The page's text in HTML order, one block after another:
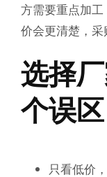
方需要重点加
价会更清楚，采
选择
个误区
只看低价